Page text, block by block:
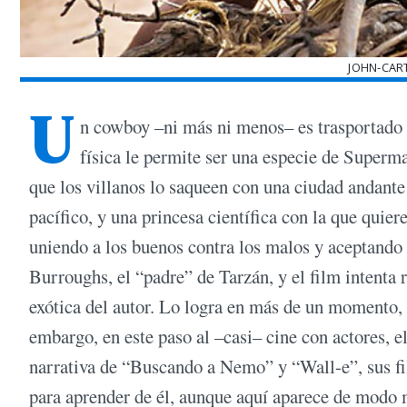
JOHN-
U n cowboy –ni más ni menos– es
física le permite ser una especie de
que los villanos lo saqueen con una ciudad
pacífico, y una princesa científica con la que
uniendo a los buenos contra los malos y
Burroughs, el “padre” de Tarzán, y el film intenta
exótica del autor. Lo logra en más de un
embargo, en este paso al –casi– cine con
narrativa de “Buscando a Nemo” y “Wall-e”, sus
para aprender de él, aunque aquí aparece de